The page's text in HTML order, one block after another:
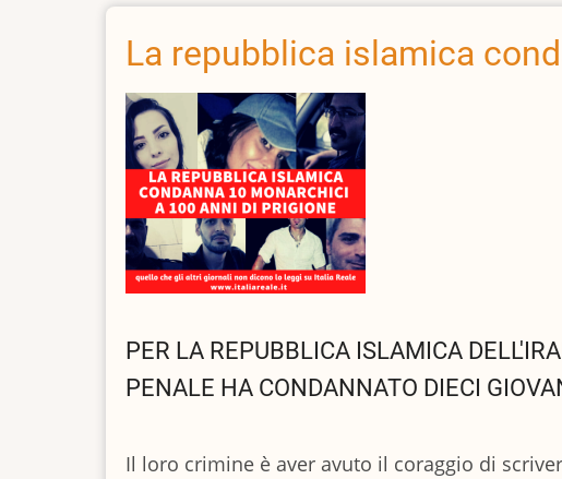
Monarchia
alla
La repubblica islamica
PER LA REPUBBLICA ISLAMICA
PENALE HA CONDANNATO DIECI
Il loro crimine è aver avuto il coraggio di